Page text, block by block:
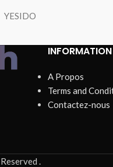
YESIDO
INFORMATION
A Propos
Terms and
Contactez-nous